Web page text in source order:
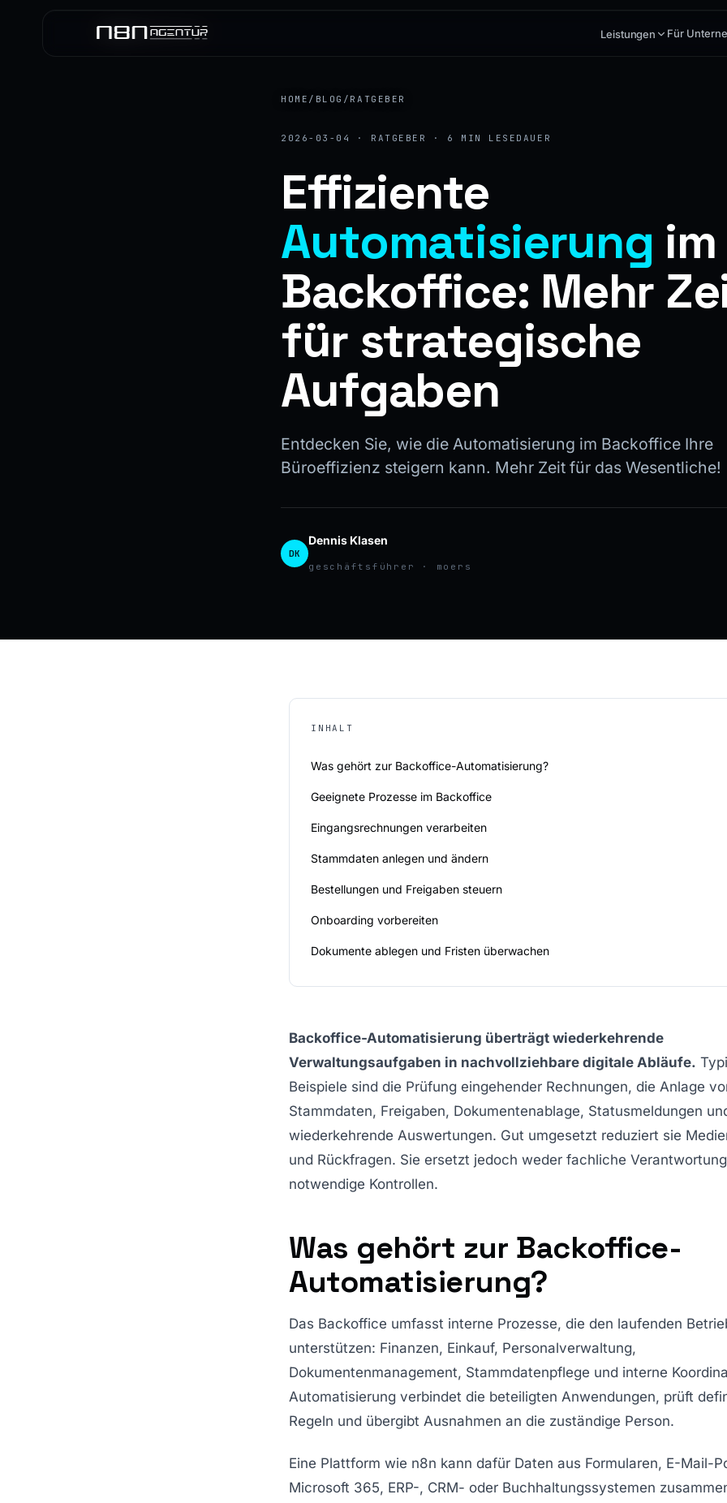
Leistungen Für
HOME / BLOG / RATGEBER
2026-03-04 · RATGEBER · 6 MIN LESEDAUER
Effiziente
Automatisierung im
Backoffice: Mehr
für strategische
Aufgaben
Entdecken Sie, wie die Automatisierung im Backoffice Ihre
Büroeffizienz steigern kann. Mehr Zeit für das Wesentliche!
DK
Dennis Klasen
geschäftsführer · moers
INHALT
Was gehört zur Backoffice-Automatisierung?
Geeignete Prozesse im Backoffice
Eingangsrechnungen verarbeiten
Stammdaten anlegen und ändern
Bestellungen und Freigaben steuern
Onboarding vorbereiten
Dokumente ablegen und Fristen überwachen
Backoffice-Automatisierung überträgt wiederkehrende
Verwaltungsaufgaben in nachvollziehbare digitale Abläufe.
Beispiele sind die Prüfung eingehender Rechnungen, die Anlage
Stammdaten, Freigaben, Dokumentenablage, Statusmeldungen
wiederkehrende Auswertungen. Gut umgesetzt reduziert sie
und Rückfragen. Sie ersetzt jedoch weder fachliche
notwendige Kontrollen.
Was gehört zur Backoffice-
Automatisierung?
Das Backoffice umfasst interne Prozesse, die den laufenden
unterstützen: Finanzen, Einkauf, Personalverwaltung,
Dokumentenmanagement, Stammdatenpflege und interne
Automatisierung verbindet die beteiligten Anwendungen, prüft
Regeln und übergibt Ausnahmen an die zuständige Person.
Eine Plattform wie n8n kann dafür Daten aus Formularen, E-Mail-
Microsoft 365, ERP-, CRM- oder Buchhaltungssystemen